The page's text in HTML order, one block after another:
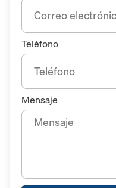
Teléfono
Mensaje